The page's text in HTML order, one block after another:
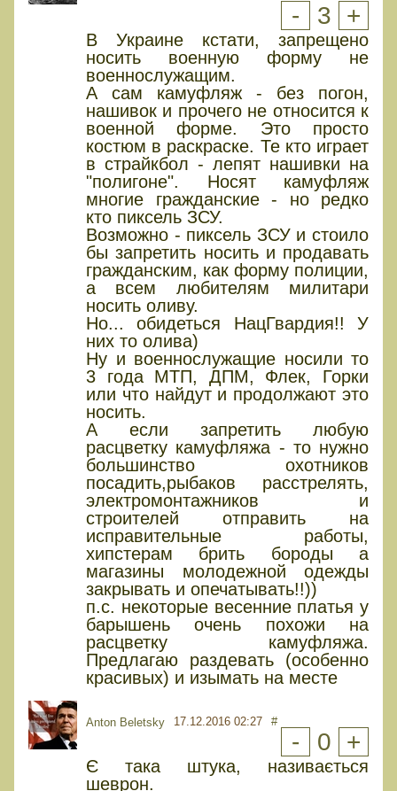
- 3 +
В Украине кстати, запрещено
носить военную форму не
военнослужащим.
А сам камуфляж - без погон,
нашивок и прочего не относится к
военной форме. Это просто
костюм в раскраске. Те кто играет
в страйкбол - лепят нашивки на
"полигоне". Носят камуфляж
многие гражданские - но редко
кто пиксель ЗСУ.
Возможно - пиксель ЗСУ и стоило
бы запретить носить и продавать
гражданским, как форму полиции,
а всем любителям милитари
носить оливу.
Но... обидеться НацГвардия!! У
них то олива)
Ну и военнослужащие носили то
3 года МТП, ДПМ, Флек, Горки
или что найдут и продолжают это
носить.
А если запретить любую
расцветку камуфляжа - то нужно
большинство охотников
посадить,рыбаков расстрелять,
электромонтажников и
строителей отправить на
исправительные работы,
хипстерам брить бороды а
магазины молодежной одежды
закрывать и опечатывать!!))
п.с. некоторые весенние платья у
барышень очень похожи на
расцветку камуфляжа.
Предлагаю раздевать (особенно
красивых) и изымать на месте
Anton Beletsky 17.12.2016 02:27 #
- 0 +
Є така штука, називається
шеврон.